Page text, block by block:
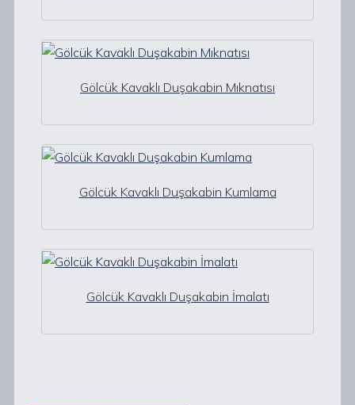
Gölcük Kavaklı Duşakabin Mıknatısı
Gölcük Kavaklı Duşakabin Kumlama
Gölcük Kavaklı Duşakabin İmalatı